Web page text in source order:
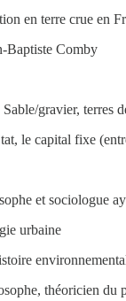
en terre crue en
Baptiste Comby
gravier, terres
le capital fixe
et sociologue
urbaine
théoricien du